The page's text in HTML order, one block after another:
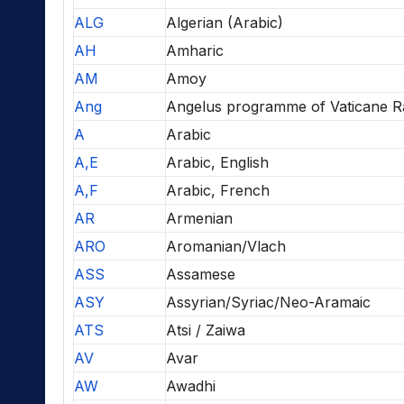
ALG
Algerian (Arabic)
AH
Amharic
AM
Amoy
Ang
Angelus programme of Vaticane
A
Arabic
A,E
Arabic, English
A,F
Arabic, French
AR
Armenian
ARO
Aromanian/Vlach
ASS
Assamese
ASY
Assyrian/Syriac/Neo-Aramaic
ATS
Atsi / Zaiwa
AV
Avar
AW
Awadhi